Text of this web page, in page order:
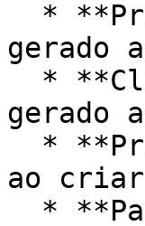
gerado
gerado
ao criar